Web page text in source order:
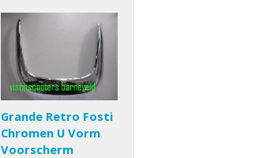
Grande Retro Fosti
Chromen U Vorm
Voorscherm